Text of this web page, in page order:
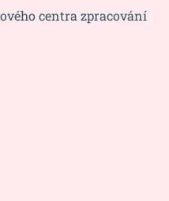
centra zpracování